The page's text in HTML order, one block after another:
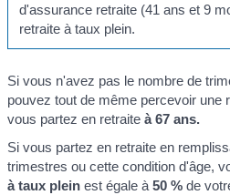
d'assurance retraite (41 ans et 9
retraite à taux plein.
Si vous n'avez pas le nombre de
pouvez tout de même percevoir une
vous partez en retraiteà 67 ans.
Si vous partez en retraite en
trimestres ou cette condition d'âge,
à taux plein est égale à50 % de